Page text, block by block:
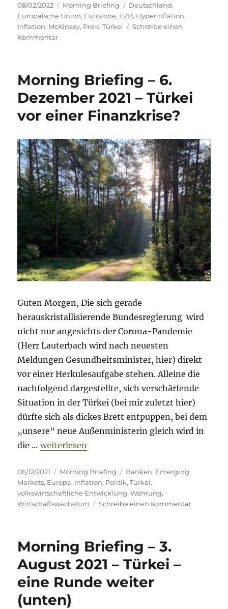
Veröffentlicht
am
08/02/2022 Kategorien
Morning Briefing Schlagwörter
Deutschland,
Europäische Union, Eurozone, EZB, Hyperinflation,
Inflation, McKinsey, Preis,Türkei
Schreibe einen
Kommentarzu
8.
Februar
2022
–
Inflation
schaut
auf
die
Türkei!
Morning Briefing – 6.
Dezember 2021 – Türkei
vor einer Finanzkrise?
Guten Morgen, Die sich gerade
herauskristallisierende Bundesregierung wird
nicht nur angesichts der Corona-Pandemie
(Herr Lauterbach wird nach neuesten
Meldungen Gesundheitsminister, hier) direkt
vor einer Herkulesaufgabe stehen. Alleine die
nachfolgend dargestellte, sich verschärfende
Situation in der Türkei (bei mir zuletzt hier)
dürfte sich als dickes Brett entpuppen, bei dem
„unsere“ neue Außenministerin gleich wird in
die …„Morning Briefing – 6. Dezember 2021 –
weiterlesen
Veröffentlicht
am
06/12/2021 Kategorien
Morning Briefing Schlagwörter
Banken, Emerging
Markets, Europa, Inflation, Politik,Türkei,
volkswirtschaftliche Entwicklung,Währung,
Wirtschaftswachstum
Schreibe einen Kommentarzu
Morning Briefing – 3.
August 2021 – Türkei –
eine Runde weiter
(unten)